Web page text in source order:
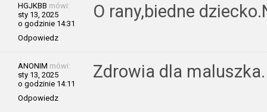
HGJKBB mówi:
sty 13, 2025
o godzinie 14:31
Odpowiedz
O rany,biedne
ANONIM mówi:
sty 13, 2025
o godzinie 14:11
Odpowiedz
Zdrowia dla